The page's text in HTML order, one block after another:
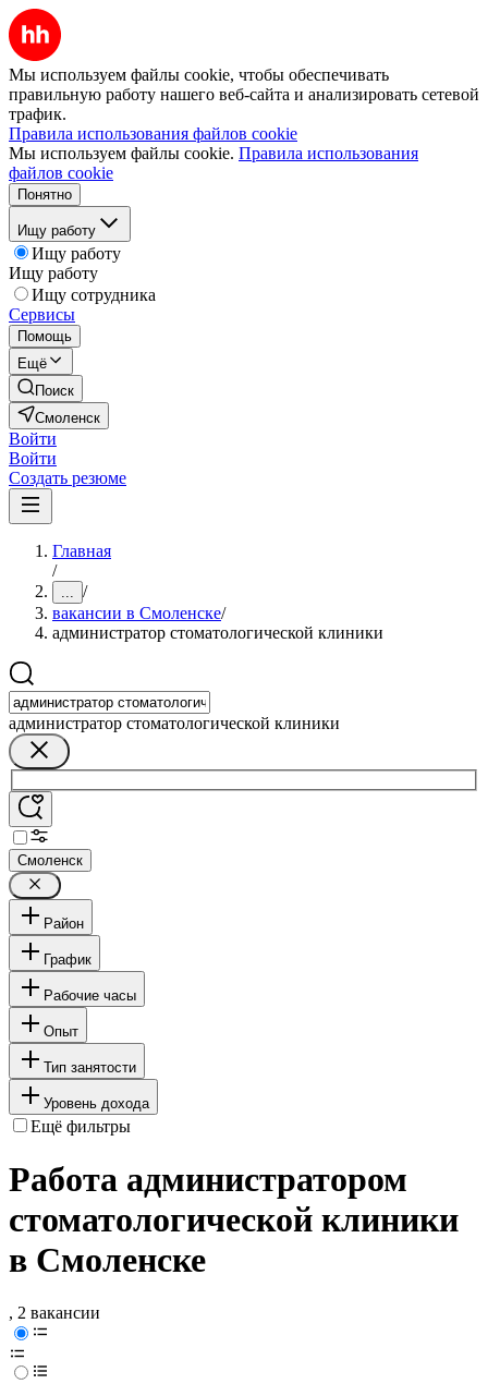
Мы используем файлы cookie, чтобы обеспечивать
правильную работу нашего веб-сайта и анализировать сетевой
трафик.
Правила использования файлов cookie
Мы используем файлы cookie. Правила использования
файлов cookie
Понятно
Ищу работу
Ищу работу
Ищу работу
Ищу сотрудника
Сервисы
Помощь
Ещё
Поиск
Смоленск
Войти
Войти
Создать резюме
Главная
/
... /
вакансии в Смоленске/
администратор стоматологической клиники
администратор стоматологической клиники
Смоленск
Район
График
Рабочие часы
Опыт
Тип занятости
Уровень дохода
Ещё фильтры
Работа администратором
стоматологической клиники
в Смоленске
, 2 вакансии